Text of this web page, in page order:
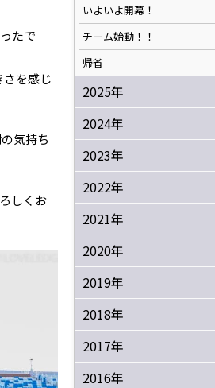
たで
を感じ
気持ち
しくお
いよいよ開幕！
チーム始動！！
帰省
2025年
2024年
2023年
2022年
2021年
2020年
2019年
2018年
2017年
2016年